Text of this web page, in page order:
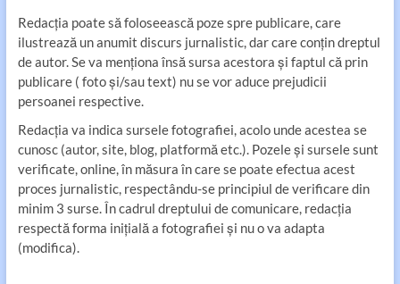
Redacția poate să foloseească poze spre publicare, care
ilustrează un anumit discurs jurnalistic, dar care conțin dreptul
de autor. Se va menționa însă sursa acestora și faptul că prin
publicare ( foto și/sau text) nu se vor aduce prejudicii
persoanei respective.
Redacția va indica sursele fotografiei, acolo unde acestea se
cunosc (autor, site, blog, platformă etc.). Pozele și sursele sunt
verificate, online, în măsura în care se poate efectua acest
proces jurnalistic, respectându-se principiul de verificare din
minim 3 surse. În cadrul dreptului de comunicare, redacția
respectă forma inițială a fotografiei și nu o va adapta
(modifica).